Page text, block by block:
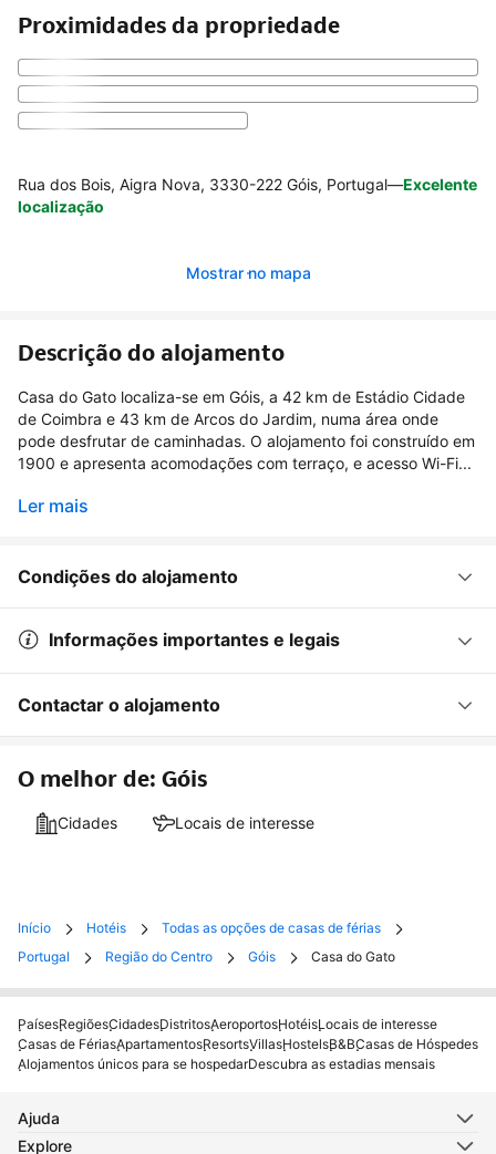
Proximidades da propriedade
Rua dos Bois, Aigra Nova, 3330-222 Góis, Portugal—Excelente
localização
Mostrar no mapa
Descrição do alojamento
Casa do Gato localiza-se em Góis, a 42 km de Estádio Cidade
de Coimbra e 43 km de Arcos do Jardim, numa área onde
pode desfrutar de caminhadas. O alojamento foi construído em
1900 e apresenta acomodações com terraço, e acesso Wi-Fi...
Ler mais
Condições do alojamento
Informações importantes e legais
Contactar o alojamento
O melhor de: Góis
Cidades Locais de interesse
Início Hotéis
Todas as opções de casas de férias
Portugal
Região do Centro Góis Casa do Gato
PaísesRegiõesCidadesDistritosAeroportosHotéisLocais de interesse
Casas de FériasApartamentosResortsVillasHostelsB&BCasas de Hóspedes
Alojamentos únicos para se hospedarDescubra as estadias mensais
Ajuda
Explore